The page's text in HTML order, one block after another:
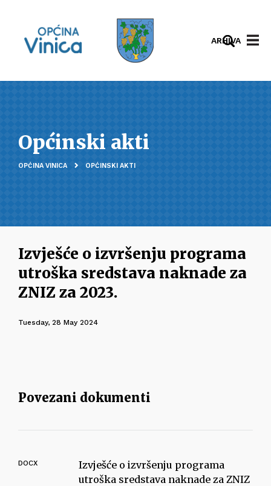
ARHIVA
Općinski akti
OPĆINA VINICA OPĆINSKI AKTI
Izvješće o izvršenju programa
utroška sredstava naknade za
ZNIZ za 2023.
Tuesday, 28 May 2024
Povezani dokumenti
DOCX
Izvješće o izvršenju programa
utroška sredstava naknade za ZNIZ